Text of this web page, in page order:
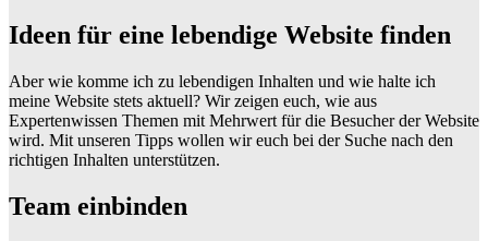
Ideen für eine lebendige Website finden
Aber wie komme ich zu lebendigen Inhalten und wie halte ich
meine Website stets aktuell? Wir zeigen euch, wie aus
Expertenwissen Themen mit Mehrwert für die Besucher der Website
wird. Mit unseren Tipps wollen wir euch bei der Suche nach den
richtigen Inhalten unterstützen.
Team einbinden